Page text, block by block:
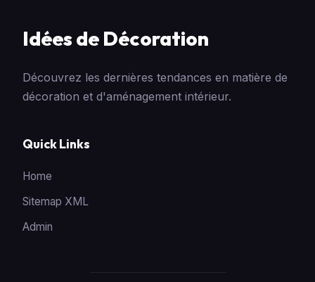
Idées de Décoration
Découvrez les dernières tendances en matière de
décoration et d'aménagement intérieur.
Quick Links
Home
Sitemap XML
Admin